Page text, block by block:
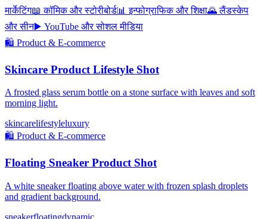
मार्केटिंग📖 कॉमिक और स्टोरीबोर्ड📊 इन्फोग्राफिक और शिक्षा🌄 लैंडस्केप
और सीन▶️ YouTube और सोशल मीडिया
🛍️ Product & E-commerce
Skincare Product Lifestyle Shot
A frosted glass serum bottle on a stone surface with leaves and soft
morning light.
skincarelifestyleluxury
🛍️ Product & E-commerce
Floating Sneaker Product Shot
A white sneaker floating above water with frozen splash droplets
and gradient background.
sneakerfloatingdynamic